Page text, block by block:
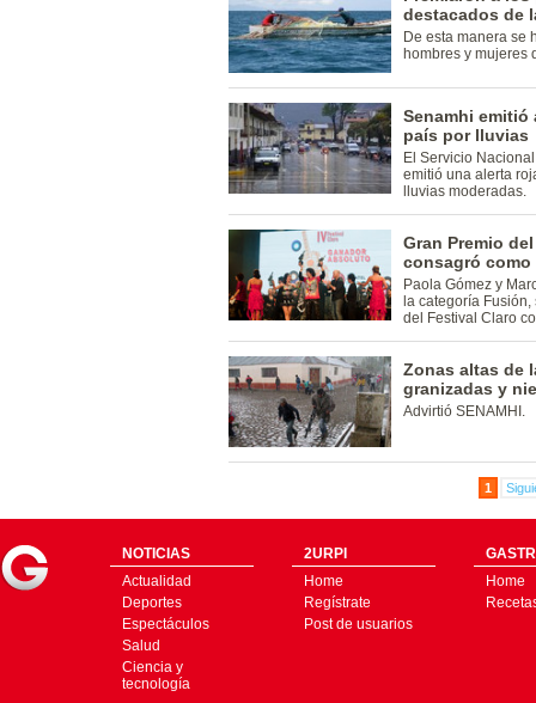
destacados de
De esta manera se
hombres y mujeres
Senamhi emitió
país por lluvias
El Servicio
emitió una alerta
lluvias moderadas.
Gran Premio
consagró
Paola Gómez y
la categoría
del Festival Claro
Zonas altas de
granizadas y
Advirtió SENAMHI.
1
NOTICIAS
Actualidad
Deportes
Espectáculos
Salud
Ciencia y
tecnología
2URPI
Home
Regístrate
Post de usuarios
Home